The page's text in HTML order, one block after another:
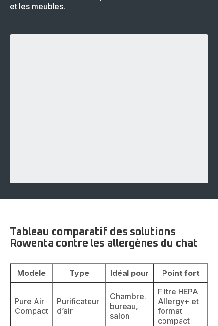
et les meubles.
Tableau comparatif des solutions
Rowenta contre les allergènes du chat
Modèle Type Idéal pour Point fort
Pure Air
Compact
Purificateur
d’air
Chambre,
bureau,
salon
Filtre HEPA
Allergy+ et
format
compact